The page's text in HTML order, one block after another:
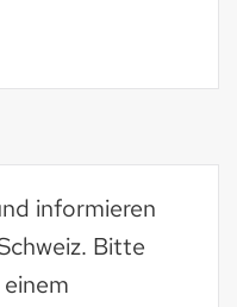
informieren
Bitte